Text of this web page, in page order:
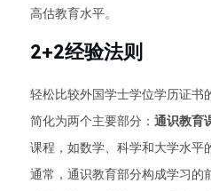
高估教育水平。
2+2经验法则
轻松比较外国学士学位学历证书
简化为两个主要部分： 通识教育
课程，如数学、科学和大学水平
通常，通识教育部分构成学习的